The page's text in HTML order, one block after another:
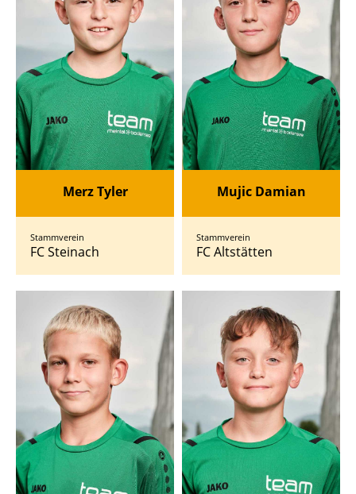
Merz Tyler
Stammverein
FC Steinach
Mujic Damian
Stammverein
FC Altstätten